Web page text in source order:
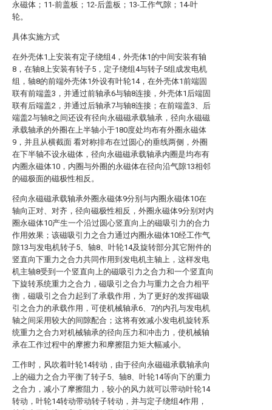
永磁体；11-前盖板；12-后盖板；13-工作气隙；14-叶
轮。
具体实施方式
在外壳体1上安装有定子绕组4，外壳体1的中间安装有轴
8，在轴8上安装有转子5，定子绕组4与转子5组成发电机
组，轴8的前端外壳体1外设有叶轮14，在外壳体1前端固
联有前端盖3，并通过前轴承6与轴8连接，外壳体1后端固
联有后端盖2，并通过后轴承7与轴8连接；在前端盖3、后
端盖2与轴8之间还设有径向永磁磁承载轴承，径向永磁磁
承载轴承的外圈在上半轴小于180度处均布有外圈永磁体
9，并且从横截面 看对称排布在过圆心的垂线两侧，外圈
在下半轴不设永磁体，径向永磁磁承载轴承内圈是均布有
内圈永磁体10，内圈与外圈的永磁体在径向沿气隙13相邻
的磁极面的磁极性相反。
径向永磁磁承载轴承外圈永磁体9分别与内圈永磁体10在
轴向正对、对齐，径向磁极性相反，外圈永磁体9分别对内
圈永磁体10产生一个沿过圆心竖直向上的磁吸引力的合力
作用效果；该磁吸引力之合力通过内圈永磁体10经工作气
隙13与发电机转子5、轴8、叶轮14及旋转部分其它附件的
竖直向下重力之合力共同作用到发电机主轴上，这样发电
机主轴8受到一个竖直向上的磁吸引力之合力和一个竖直向
下旋转系统重力之合力，磁吸引之合力与重力之合力相平
衡，磁吸引之合力起到了承载作用，为了更好的发挥磁吸
引之合力的承载作用，可使机械轴承6、7的内孔与发电机
轴之间采用较大的间隙配合；这将有效减小发电机旋转系
统重力之合力对机械轴承的径向压力和冲击力，使机械轴
承在工作过程中的摩擦力和摩擦阻力矩大幅减小。
工作时，风吹着叶轮14转动，由于径向永磁磁承载轴承向
上的磁力之合力平衡了转子5、轴8、叶轮14等向下的重力
之合力，减小了摩擦阻力，较小的风力就可以带动叶轮14
转动，叶轮14转动带动转子转动，并与定子绕组4作用，